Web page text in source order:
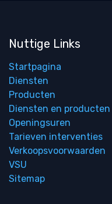
Nuttige Links
Startpagina
Diensten
Producten
Diensten en producten
Openingsuren
Tarieven interventies
Verkoopsvoorwaarden
VSU
Sitemap